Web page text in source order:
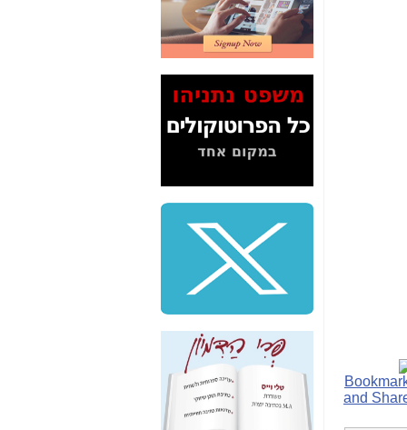
2" על תעלולי השר
משה כחלון -כאן
המשך חשיפת הבלוף
ששמו "מהפיכת
הסלולר" ואיך מסרסים
כאן
סיכום ביקור בסיליקון
שלמה פילבר (עד
לאחרונה מנכ"ל משרד
התקשורת) - עד
מדינה? הצחקתם
"יש אפליה בחקירה"?
חשיפה: למה השר
משה כחלון לא נחקר
עד היום? -
כאן